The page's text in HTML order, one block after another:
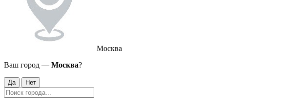
Москва
Ваш город — Москва?
Да Нет